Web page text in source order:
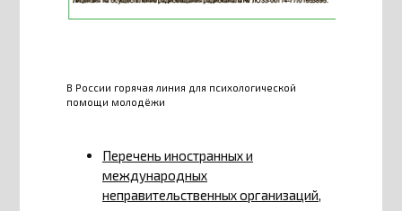
В России горячая линия для психологической
помощи молодёжи
Перечень иностранных и
международных
неправительственных организаций,